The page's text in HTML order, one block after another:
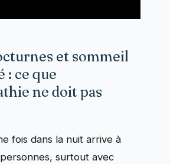
et sommeil
: ce que
ne doit pas
fois dans la nuit arrive à
surtout avec